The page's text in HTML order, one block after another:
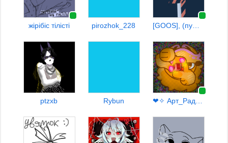
жiрiбiс тiлiстi pirozhok_228
ptzxb Rybun